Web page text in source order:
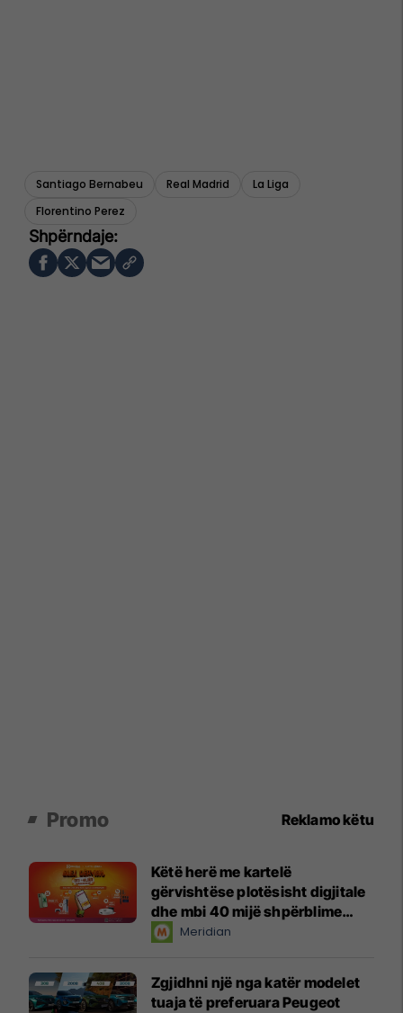
Santiago Bernabeu Real Madrid
La Liga
Florentino Perez
Promo Reklamo këtu
Këtë herë me kartelë
gërvishtëse plotësisht digjitale
dhe mbi 40 mijë shpërblime
instant!Meridian
Zgjidhni një nga katër modelet
tuaja të preferuara Peugeot